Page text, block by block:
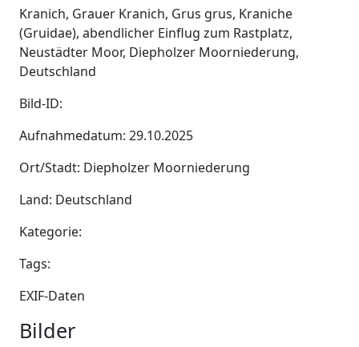
Kranich, Grauer Kranich, Grus grus, Kraniche
(Gruidae), abendlicher Einflug zum Rastplatz,
Neustädter Moor, Diepholzer Moorniederung,
Deutschland
Bild-ID:
Aufnahmedatum: 29.10.2025
Ort/Stadt: Diepholzer Moorniederung
Land: Deutschland
Kategorie:
Tags:
EXIF-Daten
Bilder